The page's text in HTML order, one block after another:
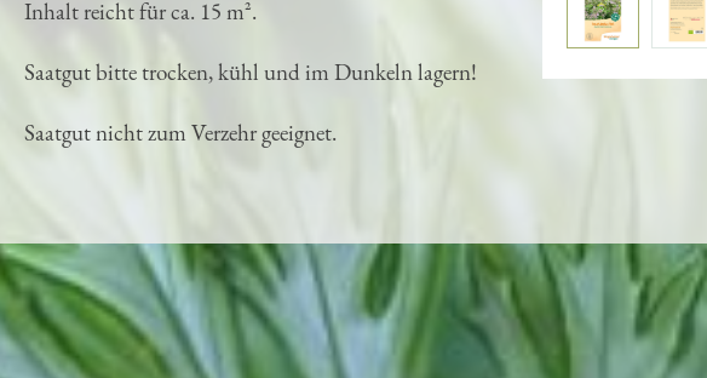
Inhalt reicht für ca. 15 m².
Saatgut bitte trocken, kühl und im Dunkeln lagern!
Saatgut nicht zum Verzehr geeignet.